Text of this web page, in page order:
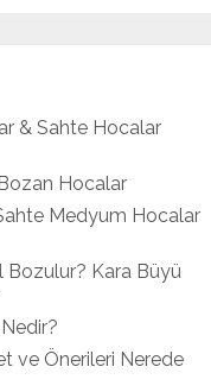
& Sahte Hocalar
Hocalar
Medyum Hocalar
Bozulur? Kara Büyü
ve Önerileri Nerede